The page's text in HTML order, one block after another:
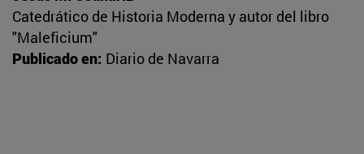
Catedrático de Historia Moderna y autor del libro
"Maleficium"
Publicado en: Diario de Navarra